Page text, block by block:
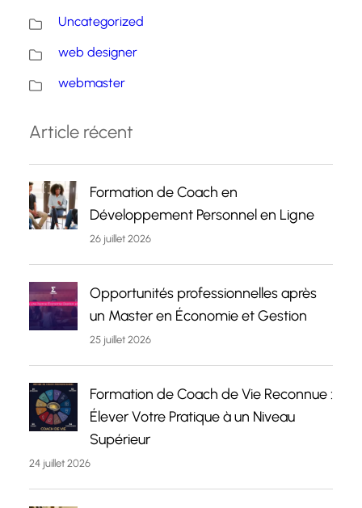
Uncategorized
web designer
webmaster
Article récent
Formation de Coach en
Développement Personnel en Ligne
26 juillet 2026
Opportunités professionnelles après
un Master en Économie et Gestion
25 juillet 2026
Formation de Coach de Vie Reconnue :
Élever Votre Pratique à un Niveau
Supérieur
24 juillet 2026